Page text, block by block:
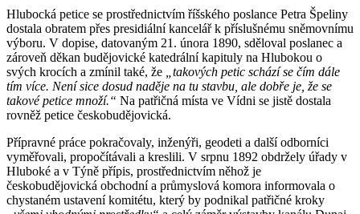
Hlubocká petice se prostřednictvím říšského poslance Petra Špeliny
dostala obratem přes presidiální kancelář k příslušnému sněmovnímu
výboru. V dopise, datovaným 21. února 1890, sděloval poslanec a
zároveň děkan budějovické katedrální kapituly na Hlubokou o
svých krocích a zmínil také, že
„takových petic schází se čím dále
tím více. Není sice dosud naděje na tu stavbu, ale dobře je, že se
takové petice množí.“ Na patřičná místa ve Vídni se jistě dostala
rovněž petice českobudějovická.
Přípravné práce pokračovaly, inženýři, geodeti a další odborníci
vyměřovali, propočítávali a kreslili. V srpnu 1892 obdržely úřady v
Hluboké a v Týně přípis, prostřednictvím něhož je
českobudějovická obchodní a průmyslová komora informovala o
chystaném ustavení komitétu, který by podnikal patřičné kroky